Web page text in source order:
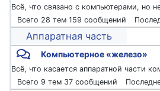
Всё, что связано с компьютерами, но
28 тем 159 сообщений
Аппаратная часть
Компьютерное «железо»
Всё, что касается аппаратной части
9 тем 37 сообщений